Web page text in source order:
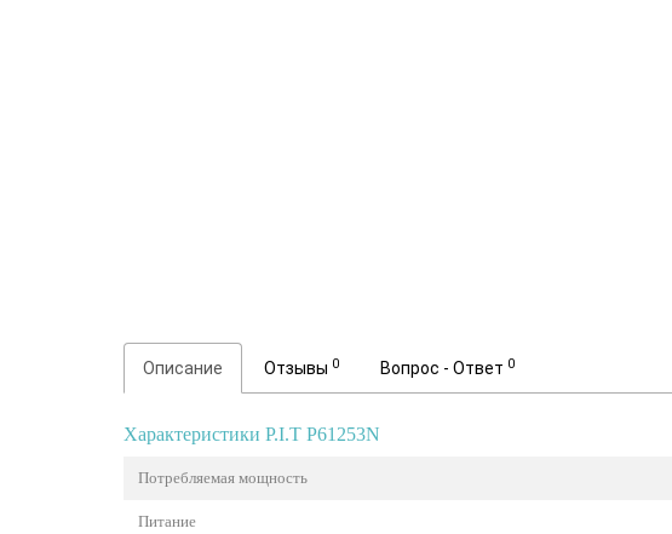
Описание Отзывы 0 Вопрос - Ответ 0
Характеристики P.I.T P61253N
Потребляемая мощность
Питание